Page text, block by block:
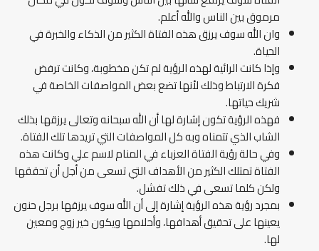
مرموق بين الناس والله أعلم.
وان الله سوف يرزق هذه الفتاة الكثير من الذكاء والخبرة في
الحياة.
وإذا كانت الرائية لهذه الرؤية لم تكن مخطوبة، وكانت ترفض
فكرة الارتباط وذلك لأنها تضع بعض المواصفات الخاصة في
شريك حياتها.
فهذه الرؤية تكون إشارة لها أن الله سبحانه وتعالى يرزقها بذلك
الشاب الذي تتمناه وبه كل المواصفات التي تريدها تلك الفتاة.
وفي حالة رؤية الفتاة العزباء في المنام لاسم علي وكانت هذه
الفتاة تمتلك الكثير من الأهداف التي تسعى من أجل أن تحققها
ولكن كلما تسعى في ذلك تفشل.
بمجرد رؤية هذه الرؤية إشارة إلى أن الله سوف يرزقها برجل حنون
يعينها على تحقيق أهدافها، وأحلامها ويكون خير زوج ومعين
لها.